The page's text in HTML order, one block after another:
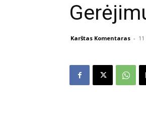
Karštas Komentaras -